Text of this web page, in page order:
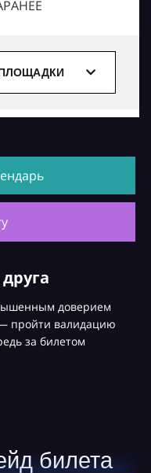
доверием
пройти валидацию
за билетом
билета